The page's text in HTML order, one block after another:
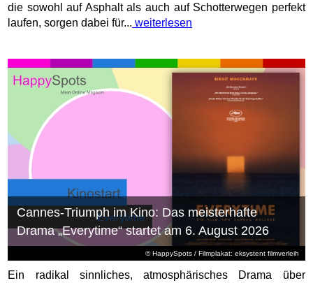
die sowohl auf Asphalt als auch auf Schotterwegen perfekt
laufen, sorgen dabei für... weiterlesen
© HappySpots / Filmplakat: eksystent filmverleih
Cannes-Triumph im Kino: Das meisterhafte
Drama „Everytime“ startet am 6. August 2026
Ein radikal sinnliches, atmosphärisches Drama über